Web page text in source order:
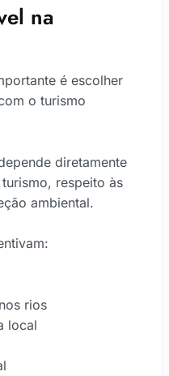
na
é escolher
o turismo
diretamente
respeito às
ambiental.
rios
local